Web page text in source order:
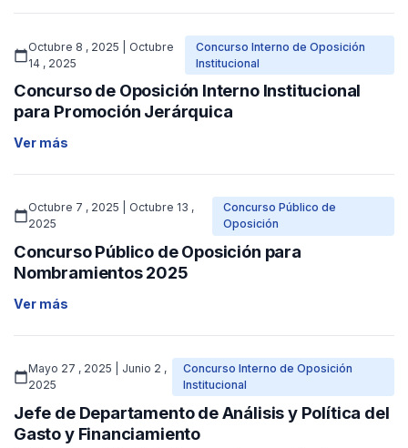
calendar_today
Octubre 8 , 2025 | Octubre
14 , 2025
Concurso Interno de Oposición
Institucional
Concurso de Oposición Interno Institucional
para Promoción Jerárquica
Ver más
calendar_today
Octubre 7 , 2025 | Octubre 13 ,
2025
Concurso Público de
Oposición
Concurso Público de Oposición para
Nombramientos 2025
Ver más
calendar_today
Mayo 27 , 2025 | Junio 2 ,
2025
Concurso Interno de Oposición
Institucional
Jefe de Departamento de Análisis y Política del
Gasto y Financiamiento